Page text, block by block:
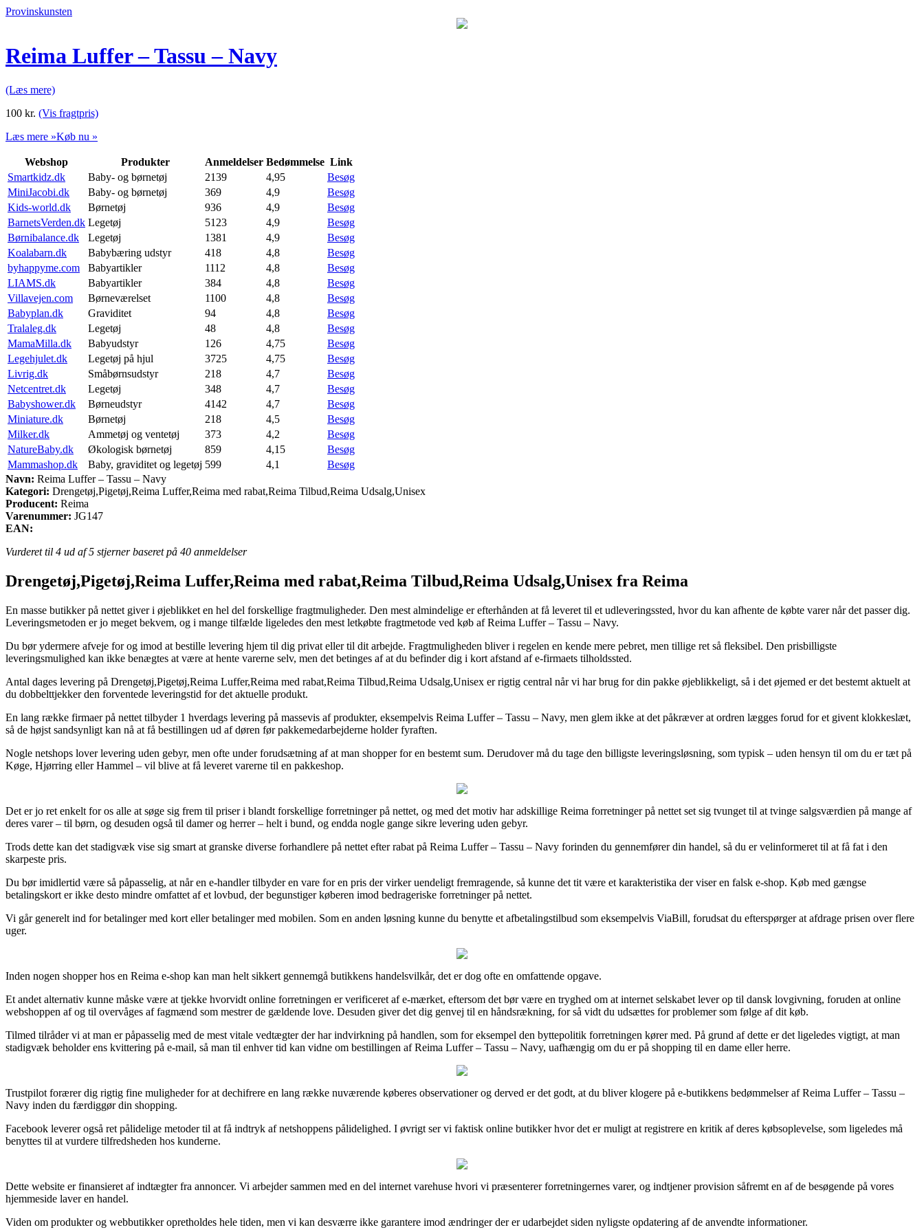
Provinskunsten
Reima Luffer – Tassu – Navy
(Læs mere)
100 kr. (Vis fragtpris)
Læs mere »Køb nu »
Webshop Produkter Anmeldelser Bedømmelse Link
Smartkidz.dk
Baby- og børnetøj 2139 4,95
Besøg
MiniJacobi.dk
Baby- og børnetøj 369 4,9
Besøg
Kids-world.dk
Børnetøj 936 4,9
Besøg
BarnetsVerden.dk Legetøj 5123 4,9
Besøg
Børnibalance.dk
Legetøj 1381 4,9
Besøg
Koalabarn.dk
Babybæring udstyr 418 4,8
Besøg
byhappyme.com
Babyartikler 1112 4,8
Besøg
LIAMS.dk
Babyartikler 384 4,8
Besøg
Villavejen.com
Børneværelset 1100 4,8
Besøg
Babyplan.dk
Graviditet 94 4,8
Besøg
Tralaleg.dk
Legetøj 48 4,8
Besøg
MamaMilla.dk
Babyudstyr 126 4,75
Besøg
Legehjulet.dk
Legetøj på hjul 3725 4,75
Besøg
Livrig.dk
Småbørnsudstyr 218 4,7
Besøg
Netcentret.dk
Legetøj 348 4,7
Besøg
Babyshower.dk
Børneudstyr 4142 4,7
Besøg
Miniature.dk
Børnetøj 218 4,5
Besøg
Milker.dk
Ammetøj og ventetøj 373 4,2
Besøg
NatureBaby.dk
Økologisk børnetøj 859 4,15
Besøg
Mammashop.dk
Baby, graviditet og legetøj 599 4,1
Besøg
Navn: Reima Luffer – Tassu – Navy
Kategori: Drengetøj,Pigetøj,Reima Luffer,Reima med rabat,Reima Tilbud,Reima Udsalg,Unisex
Producent: Reima
Varenummer: JG147
EAN:
Vurderet til 4 ud af 5 stjerner baseret på 40 anmeldelser
Drengetøj,Pigetøj,Reima Luffer,Reima med rabat,Reima Tilbud,Reima Udsalg,Unisex fra Reima
En masse butikker på nettet giver i øjeblikket en hel del forskellige fragtmuligheder. Den mest almindelige er efterhånden at få leveret til et udleveringssted, hvor du kan afhente de købte varer når det passer dig.
Leveringsmetoden er jo meget bekvem, og i mange tilfælde ligeledes den mest letkøbte fragtmetode ved køb af Reima Luffer – Tassu – Navy.
Du bør ydermere afveje for og imod at bestille levering hjem til dig privat eller til dit arbejde. Fragtmuligheden bliver i regelen en kende mere pebret, men tillige ret så fleksibel. Den prisbilligste
leveringsmulighed kan ikke benægtes at være at hente varerne selv, men det betinges af at du befinder dig i kort afstand af e-firmaets tilholdssted.
Antal dages levering på Drengetøj,Pigetøj,Reima Luffer,Reima med rabat,Reima Tilbud,Reima Udsalg,Unisex er rigtig central når vi har brug for din pakke øjeblikkeligt, så i det øjemed er det bestemt aktuelt at
du dobbelttjekker den forventede leveringstid for det aktuelle produkt.
En lang række firmaer på nettet tilbyder 1 hverdags levering på massevis af produkter, eksempelvis Reima Luffer – Tassu – Navy, men glem ikke at det påkræver at ordren lægges forud for et givent klokkeslæt,
så de højst sandsynligt kan nå at få bestillingen ud af døren før pakkemedarbejderne holder fyraften.
Nogle netshops lover levering uden gebyr, men ofte under forudsætning af at man shopper for en bestemt sum. Derudover må du tage den billigste leveringsløsning, som typisk – uden hensyn til om du er tæt på
Køge, Hjørring eller Hammel – vil blive at få leveret varerne til en pakkeshop.
Det er jo ret enkelt for os alle at søge sig frem til priser i blandt forskellige forretninger på nettet, og med det motiv har adskillige Reima forretninger på nettet set sig tvunget til at tvinge salgsværdien på mange af
deres varer – til børn, og desuden også til damer og herrer – helt i bund, og endda nogle gange sikre levering uden gebyr.
Trods dette kan det stadigvæk vise sig smart at granske diverse forhandlere på nettet efter rabat på Reima Luffer – Tassu – Navy forinden du gennemfører din handel, så du er velinformeret til at få fat i den
skarpeste pris.
Du bør imidlertid være så påpasselig, at når en e-handler tilbyder en vare for en pris der virker uendeligt fremragende, så kunne det tit være et karakteristika der viser en falsk e-shop. Køb med gængse
betalingskort er ikke desto mindre omfattet af et lovbud, der begunstiger køberen imod bedrageriske forretninger på nettet.
Vi går generelt ind for betalinger med kort eller betalinger med mobilen. Som en anden løsning kunne du benytte et afbetalingstilbud som eksempelvis ViaBill, forudsat du efterspørger at afdrage prisen over flere
uger.
Inden nogen shopper hos en Reima e-shop kan man helt sikkert gennemgå butikkens handelsvilkår, det er dog ofte en omfattende opgave.
Et andet alternativ kunne måske være at tjekke hvorvidt online forretningen er verificeret af e-mærket, eftersom det bør være en tryghed om at internet selskabet lever op til dansk lovgivning, foruden at online
webshoppen af og til overvåges af fagmænd som mestrer de gældende love. Desuden giver det dig genvej til en håndsrækning, for så vidt du udsættes for problemer som følge af dit køb.
Tilmed tilråder vi at man er påpasselig med de mest vitale vedtægter der har indvirkning på handlen, som for eksempel den byttepolitik forretningen kører med. På grund af dette er det ligeledes vigtigt, at man
stadigvæk beholder ens kvittering på e-mail, så man til enhver tid kan vidne om bestillingen af Reima Luffer – Tassu – Navy, uafhængig om du er på shopping til en dame eller herre.
Trustpilot forærer dig rigtig fine muligheder for at dechifrere en lang række nuværende køberes observationer og derved er det godt, at du bliver klogere på e-butikkens bedømmelser af Reima Luffer – Tassu –
Navy inden du færdiggør din shopping.
Facebook leverer også ret pålidelige metoder til at få indtryk af netshoppens pålidelighed. I øvrigt ser vi faktisk online butikker hvor det er muligt at registrere en kritik af deres købsoplevelse, som ligeledes må
benyttes til at vurdere tilfredsheden hos kunderne.
Dette website er finansieret af indtægter fra annoncer. Vi arbejder sammen med en del internet varehuse hvori vi præsenterer forretningernes varer, og indtjener provision såfremt en af de besøgende på vores
hjemmeside laver en handel.
Viden om produkter og webbutikker opretholdes hele tiden, men vi kan desværre ikke garantere imod ændringer der er udarbejdet siden nyligste opdatering af de anvendte informationer.